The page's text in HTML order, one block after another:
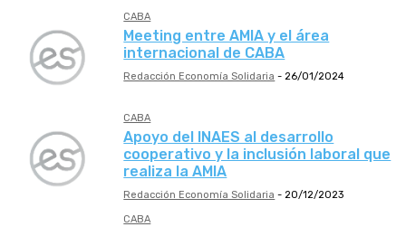
CABA
Meeting entre AMIA y el área
internacional de CABA
Redacción Economía Solidaria - 26/01/2024
CABA
Apoyo del INAES al desarrollo
cooperativo y la inclusión laboral que
realiza la AMIA
Redacción Economía Solidaria - 20/12/2023
CABA